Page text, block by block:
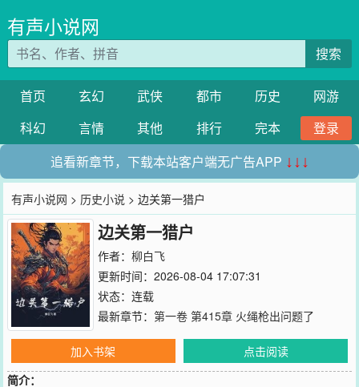
有声小说网
搜索
首页 玄幻 武侠 都市 历史
网游
科幻
言情 其他 排行 完本
登录
追看新章节，下载本站客户端无广告APP ↓↓↓
有声小说网 > 历史小说 > 边关第一猎户
边关第一猎户
作者： 柳白飞
更新时间：2026-08-04 17:07:31
状态：连载
最新章节： 第一卷 第415章 火绳枪出问题了
加入书架
点击阅读
简介：